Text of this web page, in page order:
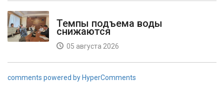
Темпы подъема воды
снижаются
05 августа 2026
comments powered by HyperComments